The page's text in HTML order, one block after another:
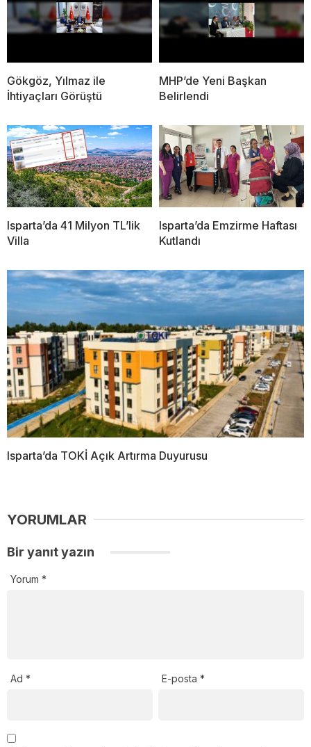
Gökgöz, Yılmaz ile
İhtiyaçları Görüştü
MHP’de Yeni Başkan
Belirlendi
Isparta’da 41 Milyon TL’lik
Villa
Isparta’da Emzirme Haftası
Kutlandı
Isparta’da TOKİ Açık Artırma Duyurusu
YORUMLAR
Bir yanıt yazın
Yorum *
Ad * E-posta*